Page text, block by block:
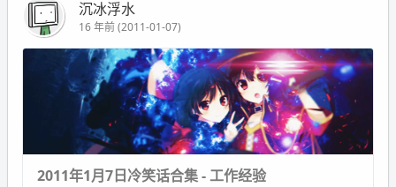
沉冰浮水
16 年前 (2011-01-07)
2011年1月7日冷笑话合集 - 工作经验